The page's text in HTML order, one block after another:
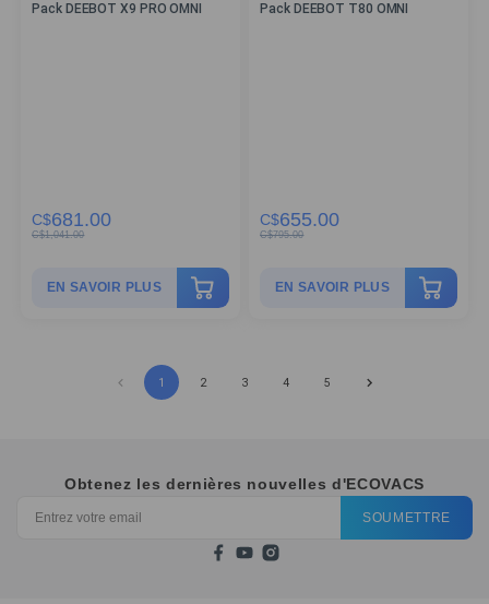
Pack DEEBOT X9 PRO OMNI
C$681.00
C$1,041.00
EN SAVOIR PLUS
Pack DEEBOT T80 OMNI
C$655.00
C$795.00
EN SAVOIR PLUS
1 2 3 4 5
Obtenez les dernières nouvelles d'ECOVACS
SOUMETTRE